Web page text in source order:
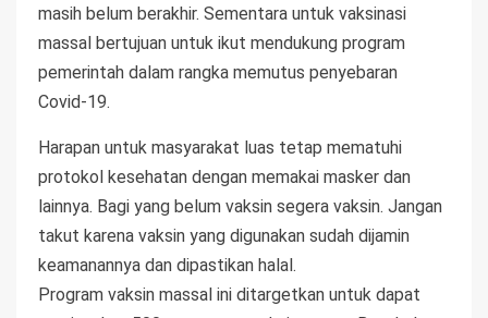
masih belum berakhir. Sementara untuk vaksinasi
massal bertujuan untuk ikut mendukung program
pemerintah dalam rangka memutus penyebaran
Covid-19.
Harapan untuk masyarakat luas tetap mematuhi
protokol kesehatan dengan memakai masker dan
lainnya. Bagi yang belum vaksin segera vaksin. Jangan
takut karena vaksin yang digunakan sudah dijamin
keamanannya dan dipastikan halal.
Program vaksin massal ini ditargetkan untuk dapat